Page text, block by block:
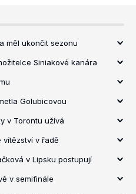
měl ukončit sezonu
Siniakové kanára
Golubicovou
v Torontu užívá
vítězství v řadě
v Lipsku postupují
v semifinále